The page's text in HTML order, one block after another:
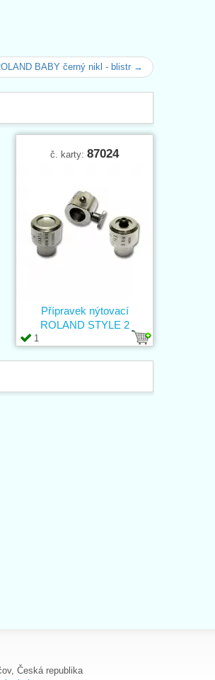
BABY černý nikl - blistr →
č. karty: 87024
1
Přípravek nýtovací
ROLAND STYLE 2
Česká republika